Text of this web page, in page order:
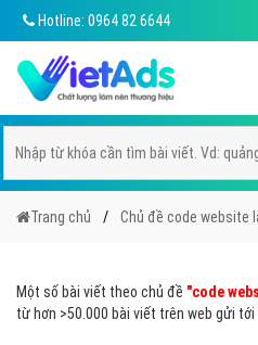
Hotline: 0964 82 6644
Trang chủ Chủ đề code website
Một số bài viết theo chủ đề "code
từ hơn >50.000 bài viết trên web gửi tới